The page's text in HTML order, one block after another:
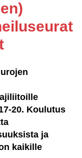
20. Koulutus
ja
kaikille